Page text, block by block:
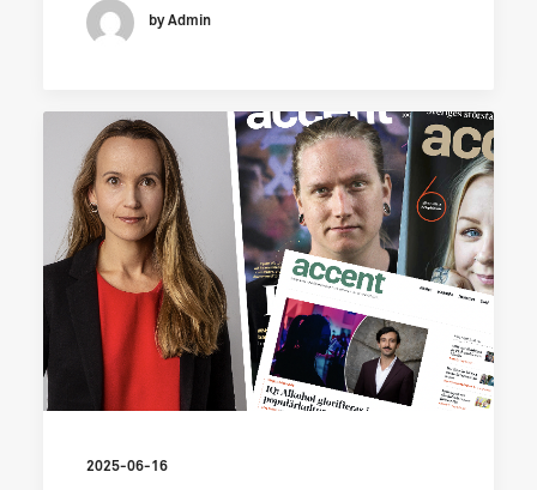
by Admin
2025-06-16